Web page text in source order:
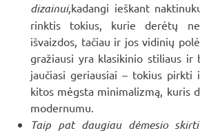
dizainui,kadangi ieškant
rinktis tokius, kurie derėtų
išvaizdos, tačiau ir jos vidinių
gražiausi yra klasikinio stiliaus
jaučiasi geriausiai – tokius pirkti
kitos mėgsta minimalizmą, kuris
modernumu.
Taip pat daugiau dėmesio